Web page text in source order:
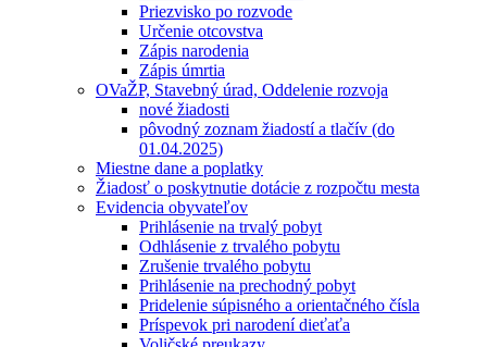
Priezvisko po rozvode
Určenie otcovstva
Zápis narodenia
Zápis úmrtia
OVaŽP, Stavebný úrad, Oddelenie rozvoja
nové žiadosti
pôvodný zoznam žiadostí a tlačív (do
01.04.2025)
Miestne dane a poplatky
Žiadosť o poskytnutie dotácie z rozpočtu mesta
Evidencia obyvateľov
Prihlásenie na trvalý pobyt
Odhlásenie z trvalého pobytu
Zrušenie trvalého pobytu
Prihlásenie na prechodný pobyt
Pridelenie súpisného a orientačného čísla
Príspevok pri narodení dieťaťa